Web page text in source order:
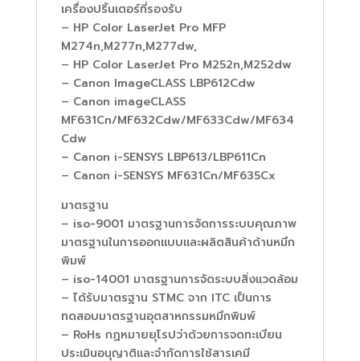
เครื่องปริ้นเตอร์ที่รองรับ
– HP Color LaserJet Pro MFP
M274n,M277n,M277dw,
– HP Color LaserJet Pro M252n,M252dw
– Canon ImageCLASS LBP612Cdw
– Canon imageCLASS
MF631Cn/MF632Cdw/MF633Cdw/MF634
Cdw
– Canon i-SENSYS LBP613/LBP611Cn
– Canon i-SENSYS MF631Cn/MF635Cx
มาตรฐาน
– iso-9001 มาตรฐานการจัดการระบบคุณภาพ
มาตรฐานในการออกแบบและผลิตสินค้าด้านหมึก
พิมพ์
– iso-14001 มาตรฐานการจัดระบบสิ่งแวดล้อม
– ได้รับมาตรฐาน STMC จาก ITC เป็นการ
ทดสอบมาตรฐานอุตสาหกรรมหมึกพิมพ์
– RoHs กฏหมายยุโรปว่าด้วยการจดทะเบียน
ประเมินอนุญาติและจำกัดการใช้สารเคมี